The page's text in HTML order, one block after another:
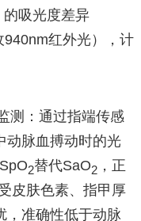
吸光度差异
红外光），计
测：通过指端传感
动脉血搏动时的光
2替代SaO2，正
皮肤色素、指甲厚
，准确性低于动脉